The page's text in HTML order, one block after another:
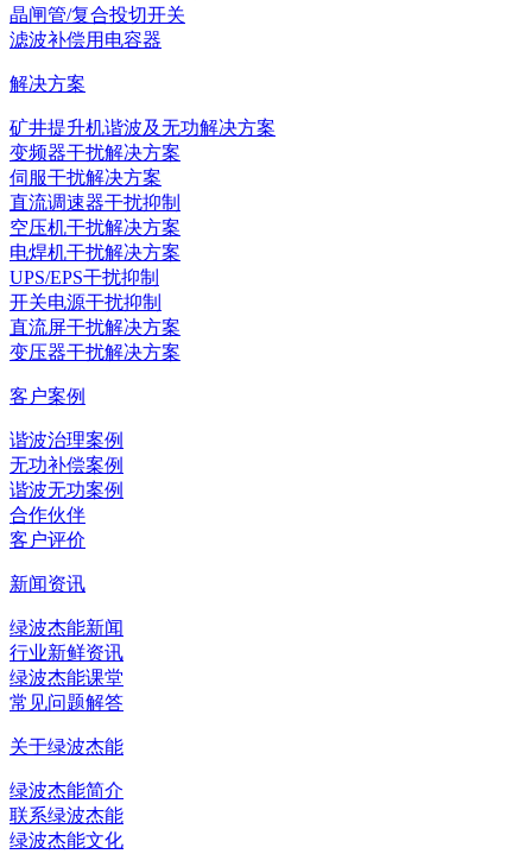
晶闸管/复合投切开关
滤波补偿用电容器
解决方案
矿井提升机谐波及无功解决方案
变频器干扰解决方案
伺服干扰解决方案
直流调速器干扰抑制
空压机干扰解决方案
电焊机干扰解决方案
UPS/EPS干扰抑制
开关电源干扰抑制
直流屏干扰解决方案
变压器干扰解决方案
客户案例
谐波治理案例
无功补偿案例
谐波无功案例
合作伙伴
客户评价
新闻资讯
绿波杰能新闻
行业新鲜资讯
绿波杰能课堂
常见问题解答
关于绿波杰能
绿波杰能简介
联系绿波杰能
绿波杰能文化